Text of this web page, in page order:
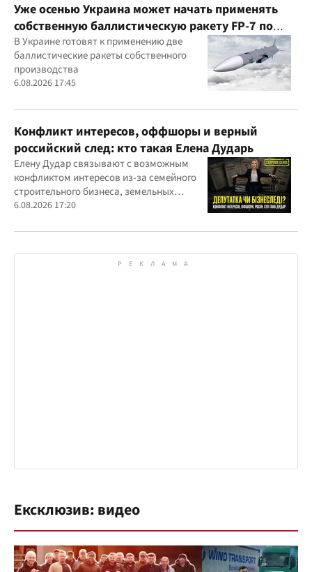
Уже осенью Украина может начать применять
собственную баллистическую ракету FP-7 по
вражеским целям
В Украине готовят к применению две
баллистические ракеты собственного
производства
6.08.2026 17:45
Конфликт интересов, оффшоры и верный
российский след: кто такая Елена Дударь
Елену Дудар связывают с возможным
конфликтом интересов из-за семейного
строительного бизнеса, земельных
скандалов, судебных дел
6.08.2026 17:20
Ексклюзив: видео